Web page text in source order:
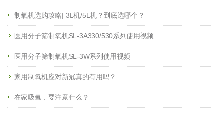
制氧机选购攻略| 3L机/5L机？到底选哪个？
医用分子筛制氧机SL-3A330/530系列使用视频
医用分子筛制氧机SL-3W系列使用视频
家用制氧机应对新冠真的有用吗？
在家吸氧，要注意什么？